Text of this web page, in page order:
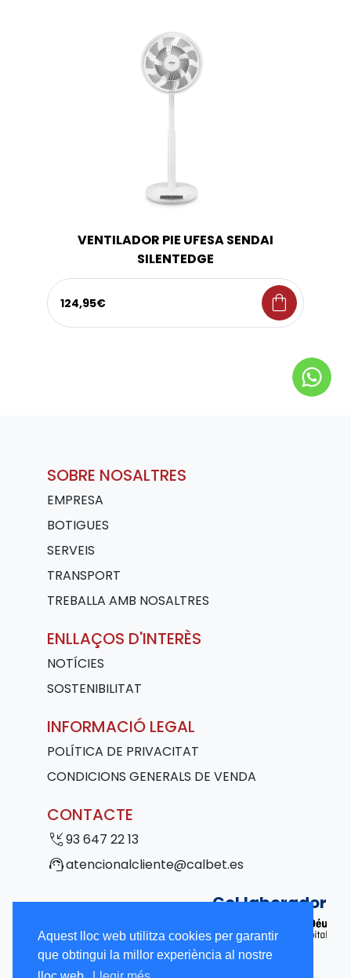
Aquest lloc web utilitza cookies per garantir
que obtingui la millor experiència al nostre
VENTILADOR PIE UFESA SENDAI
SILENTEDGE
124,95€ shopping_bag
SOBRE NOSALTRES
EMPRESA
BOTIGUES
SERVEIS
TRANSPORT
TREBALLA AMB NOSALTRES
ENLLAÇOS D'INTERÈS
NOTÍCIES
SOSTENIBILITAT
INFORMACIÓ LEGAL
POLÍTICA DE PRIVACITAT
CONDICIONS GENERALS DE VENDA
CONTACTE
phone_callback93 647 22 13
support_agentatencionalcliente@calbet.es
Col·laborador